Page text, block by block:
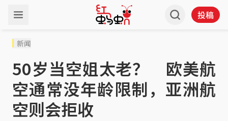
投稿
新闻
50岁当空姐太老？ 欧美航
空通常没年龄限制，亚洲航
空则会拒收